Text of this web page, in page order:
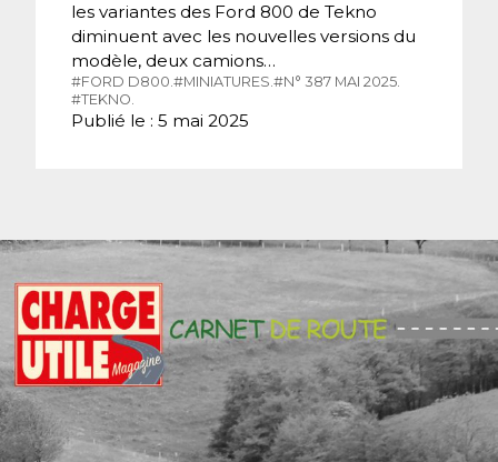
les variantes des Ford 800 de Tekno
diminuent avec les nouvelles versions du
modèle, deux camions…
#FORD D800.#MINIATURES.#N° 387 MAI 2025.
#TEKNO.
Publié le : 5 mai 2025